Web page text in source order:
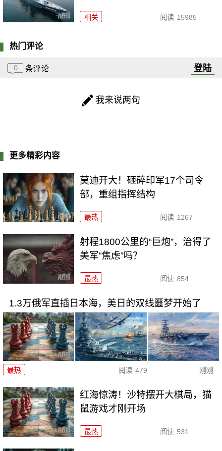
相关 阅读 15985
热门评论
0 条评论 登陆
我来说两句
更多精彩内容
莫迪开大！砸碎印军17个司令
部，重组指挥结构
最热 阅读 1267
射程1800公里的“巨炮”，治得了
美军“焦虑”吗？
最热 阅读 854
1.3万俄军直插日本海，美日的双线噩梦开始了
最热 阅读 479 刚刚
红海惊涛！沙特摆开大棋局，猫
鼠游戏才刚开场
最热 阅读 531